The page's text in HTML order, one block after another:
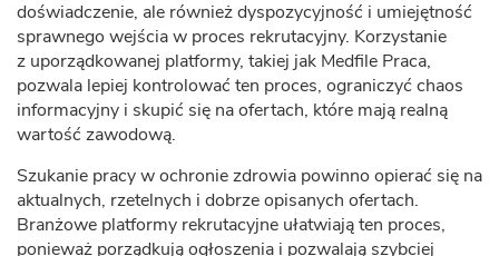
doświadczenie, ale również dyspozycyjność i umiejętność
sprawnego wejścia w proces rekrutacyjny. Korzystanie
z uporządkowanej platformy, takiej jak Medfile Praca,
pozwala lepiej kontrolować ten proces, ograniczyć chaos
informacyjny i skupić się na ofertach, które mają realną
wartość zawodową.
Szukanie pracy w ochronie zdrowia powinno opierać się na
aktualnych, rzetelnych i dobrze opisanych ofertach.
Branżowe platformy rekrutacyjne ułatwiają ten proces,
ponieważ porządkują ogłoszenia i pozwalają szybciej